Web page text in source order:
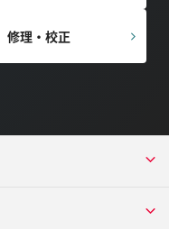
修理・校正